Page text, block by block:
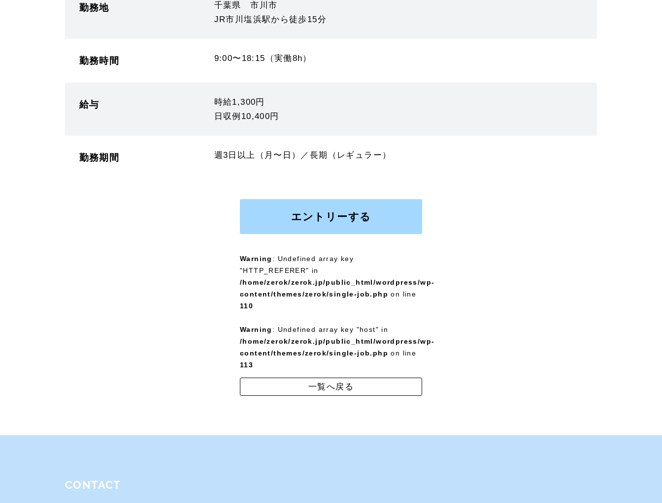
勤務地
千葉県 市川市
JR市川塩浜駅から徒歩15分
勤務時間 9:00〜18:15（実働8h）
給与
時給1,300円
日収例10,400円
勤務期間 週3日以上（月〜日）／長期（レギュラー）
エントリーする
Warning : Undefined array key
"HTTP_REFERER" in
/home/zerok/zerok.jp/public_html/wordpress/wp-
content/themes/zerok/single-job.php on line
110
Warning : Undefined array key "host" in
/home/zerok/zerok.jp/public_html/wordpress/wp-
content/themes/zerok/single-job.php on line
113
一覧へ戻る
CONTACT